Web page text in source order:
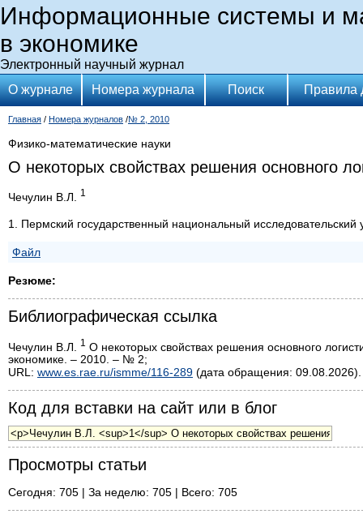
Информационные системы и
в экономике
Электронный научный журнал
О журнале
Номера журнала Поиск Правила
Главная / Номера журналов /№ 2, 2010
Физико-математические науки
О некоторых свойствах решения основного
Чечулин В.Л. 1
1. Пермский государственный национальный исследовательский
Файл
Резюме:
Библиографическая ссылка
Чечулин В.Л. 1 О некоторых свойствах решения основного
экономике. – 2010. – № 2;
URL: www.es.rae.ru/ismme/116-289 (дата обращения: 09.08.2026).
Код для вставки на сайт или в блог
Просмотры статьи
Сегодня: 705 | За неделю: 705 | Всего: 705